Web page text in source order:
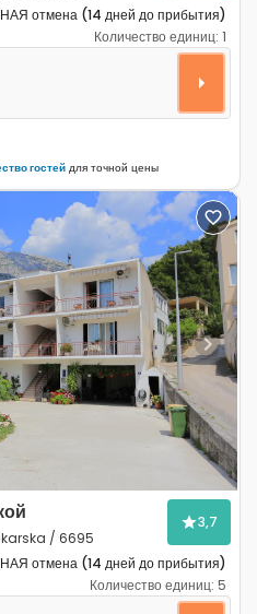
отмена (14 дней до прибытия)
Количество единиц: 1
- Tučepi, Макарска -
гостейдля точной цены
Next
/ 6695
3,7
отмена (14 дней до прибытия)
Количество единиц: 5
- Tučepi, Макарска -